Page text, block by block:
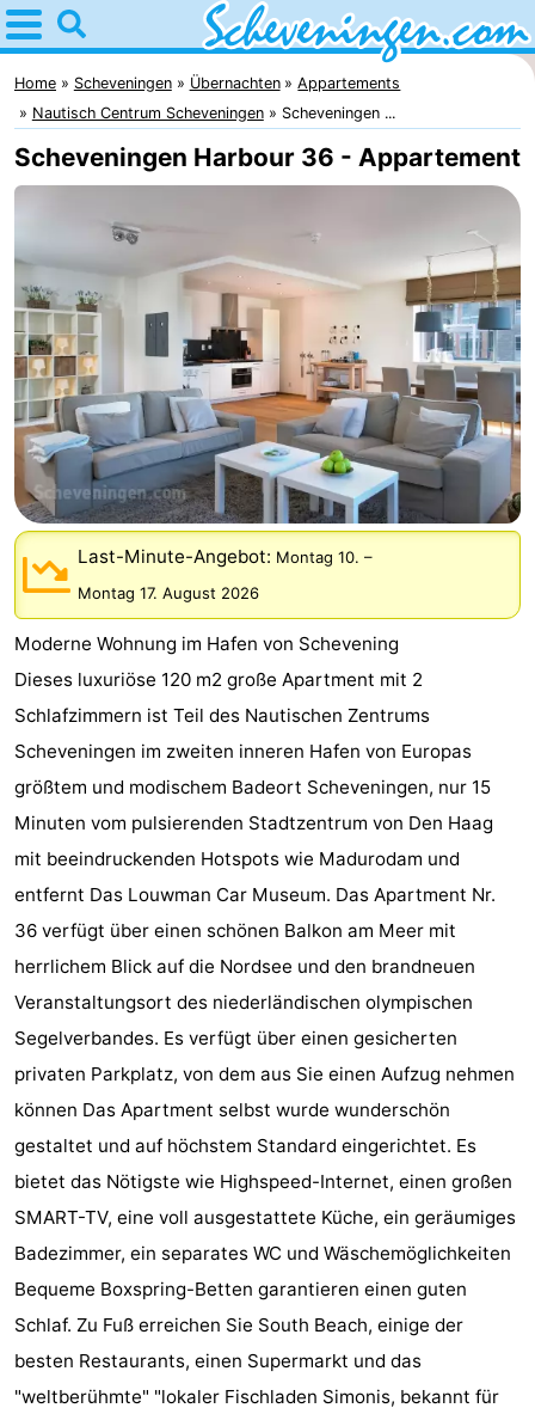
Home
Scheveningen
Tipps
Für
Übernachten
Appartements
-
Nautisch
Centrum
Scheveningen
Campingplätze
Ferienhäuser
-
Duinrell
-
Kijkduin
Hotels
Zimmer
(mit
Frühstück)
Lastminutes
Strand
Sehen
&
tun
-
Museen
-
Denkmäler
-
Aussichtspunkte
Attraktionen
-
Rundfahrten
-
Unterhaltung
-
Spielplätze
-
Indoor-
Spielplätze
Dörfer
&
Natur
Home Scheveningen Übernachten
Appartements
Nautisch Centrum Scheveningen
Scheveningen ...
Scheveningen Harbour 36 - Appartement
Last-Minute-Angebot: Montag 10. –
Montag 17. August 2026
Moderne Wohnung im Hafen von Schevening
Dieses luxuriöse 120 m2 große Apartment mit 2
Schlafzimmern ist Teil des Nautischen Zentrums
Scheveningen im zweiten inneren Hafen von Europas
größtem und modischem Badeort Scheveningen, nur 15
Minuten vom pulsierenden Stadtzentrum von Den Haag
mit beeindruckenden Hotspots wie Madurodam und
entfernt Das Louwman Car Museum. Das Apartment Nr.
36 verfügt über einen schönen Balkon am Meer mit
herrlichem Blick auf die Nordsee und den brandneuen
Veranstaltungsort des niederländischen olympischen
Segelverbandes. Es verfügt über einen gesicherten
privaten Parkplatz, von dem aus Sie einen Aufzug nehmen
können Das Apartment selbst wurde wunderschön
gestaltet und auf höchstem Standard eingerichtet. Es
bietet das Nötigste wie Highspeed-Internet, einen großen
SMART-TV, eine voll ausgestattete Küche, ein geräumiges
Badezimmer, ein separates WC und Wäschemöglichkeiten
Bequeme Boxspring-Betten garantieren einen guten
Schlaf. Zu Fuß erreichen Sie South Beach, einige der
besten Restaurants, einen Supermarkt und das
"weltberühmte" "lokaler Fischladen Simonis, bekannt für